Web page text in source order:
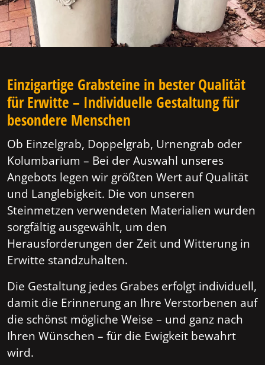
Einzigartige Grabsteine in bester Qualität
für Erwitte – Individuelle Gestaltung für
besondere Menschen
Ob Einzelgrab, Doppelgrab, Urnengrab oder
Kolumbarium – Bei der Auswahl unseres
Angebots legen wir größten Wert auf Qualität
und Langlebigkeit. Die von unseren
Steinmetzen verwendeten Materialien wurden
sorgfältig ausgewählt, um den
Herausforderungen der Zeit und Witterung in
Erwitte standzuhalten.
Die Gestaltung jedes Grabes erfolgt individuell,
damit die Erinnerung an Ihre Verstorbenen auf
die schönst mögliche Weise – und ganz nach
Ihren Wünschen – für die Ewigkeit bewahrt
wird.